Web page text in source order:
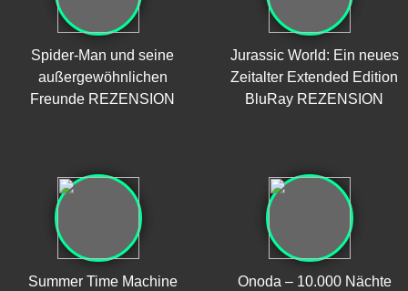
Spider-Man und seine
außergewöhnlichen
Freunde REZENSION
Jurassic World: Ein neues
Zeitalter Extended Edition
BluRay REZENSION
Summer Time Machine
Onoda – 10.000 Nächte